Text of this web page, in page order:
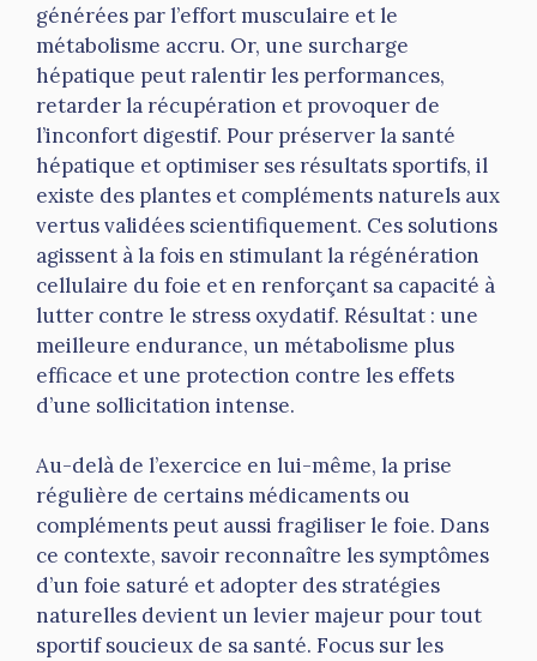
générées par l’effort musculaire et le
métabolisme accru. Or, une surcharge
hépatique peut ralentir les performances,
retarder la récupération et provoquer de
l’inconfort digestif. Pour préserver la santé
hépatique et optimiser ses résultats sportifs, il
existe des plantes et compléments naturels aux
vertus validées scientifiquement. Ces solutions
agissent à la fois en stimulant la régénération
cellulaire du foie et en renforçant sa capacité à
lutter contre le stress oxydatif. Résultat : une
meilleure endurance, un métabolisme plus
efficace et une protection contre les effets
d’une sollicitation intense.
Au-delà de l’exercice en lui-même, la prise
régulière de certains médicaments ou
compléments peut aussi fragiliser le foie. Dans
ce contexte, savoir reconnaître les symptômes
d’un foie saturé et adopter des stratégies
naturelles devient un levier majeur pour tout
sportif soucieux de sa santé. Focus sur les